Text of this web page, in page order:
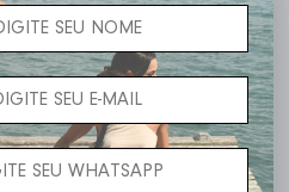
quando estiver disponível: